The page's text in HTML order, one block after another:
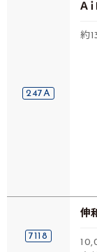
247A
Ａ
約
7118
伸